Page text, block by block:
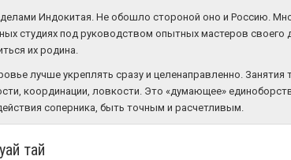
Индокитая. Не обошло стороной оно и Россию.
студиях под руководством опытных мастеров
их родина.
лучше укреплять сразу и целенаправленно.
координации, ловкости. Это «думающее»
соперника, быть точным и расчетливым.
тай